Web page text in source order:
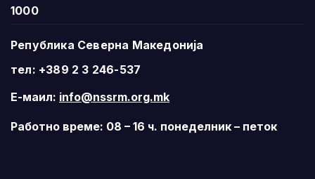
1000
Република Северна Македонија
тел: +389 2 3 246-537
Е-маил: info@nssrm.org.mk
Работно време: 08 – 16 ч. понеделник – петок